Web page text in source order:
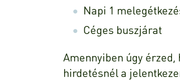
Napi 1
Céges buszjárat
Amennyiben úgy
hirdetésnél a